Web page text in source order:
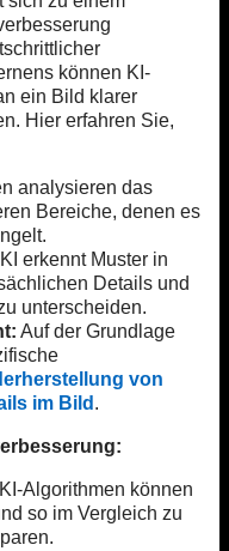
können KI-
ein Bild klarer
Hier erfahren Sie,
analysieren das
Bereiche, denen es
KI erkennt Muster in
Details und
unterscheiden.
Auf der Grundlage
von
im Bild .
KI-Algorithmen können
so im Vergleich zu